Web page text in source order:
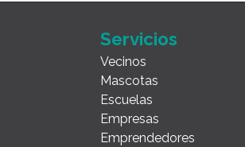
Servicios
Vecinos
Mascotas
Escuelas
Empresas
Emprendedores